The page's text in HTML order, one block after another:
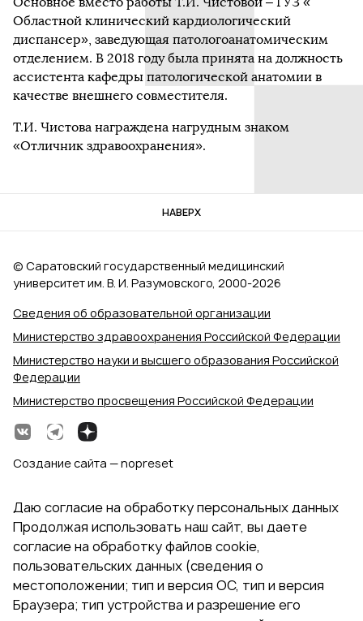
Областной клинический кардиологический
диспансер», заведующая патологоанатомическим
отделением. В 2018 году была принята на должность
ассистента кафедры патологической анатомии в
качестве внешнего совместителя.
Т.И. Чистова награждена нагрудным знаком
«Отличник здравоохранения».
НАВЕРХ
Сведения об образовательной организации
Министерство здравоохранения Российской Федерации
Министерство науки и высшего образования Российской
Федерации
Министерство просвещения Российской Федерации
© Саратовский государственный медицинский
университет им. В. И. Разумовского, 2000‑2026
Создание сайта — nopreset
Даю согласие на обработку персональных данных
Продолжая использовать наш сайт, вы даете
согласие на обработку файлов cookie,
пользовательских данных (сведения о
местоположении; тип и версия ОС, тип и версия
Браузера; тип устройства и разрешение его